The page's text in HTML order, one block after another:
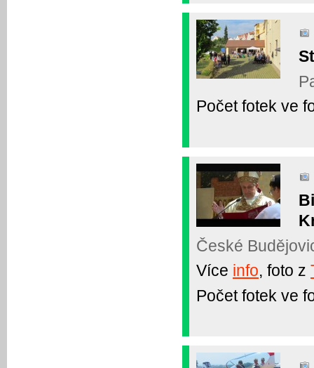
Počet fotek ve
České
Více info, foto z
Počet fotek ve